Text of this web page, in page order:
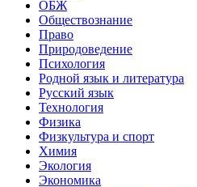
ОБЖ
Обществознание
Право
Природоведение
Психология
Родной язык и литература
Русский язык
Технология
Физика
Физкультура и спорт
Химия
Экология
Экономика